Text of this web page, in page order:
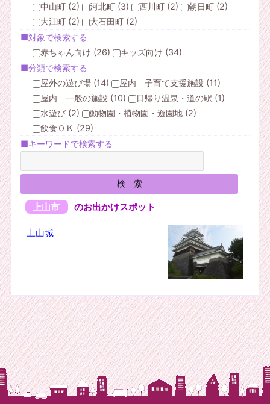
中山町 (2)
河北町 (3) 西川町 (2)
朝日町 (2)
大江町 (2)
大石田町 (2)
■対象で検索する
赤ちゃん向け (26)
キッズ向け (34)
■分類で検索する
屋外の遊び場 (14)
屋内 子育て支援施設 (11)
屋内 一般の施設 (10)
日帰り温泉・道の駅 (1)
水遊び (2)
動物園・植物園・遊園地 (2)
飲食ＯＫ (29)
■キーワードで検索する
上山市 のお出かけスポット
上山城